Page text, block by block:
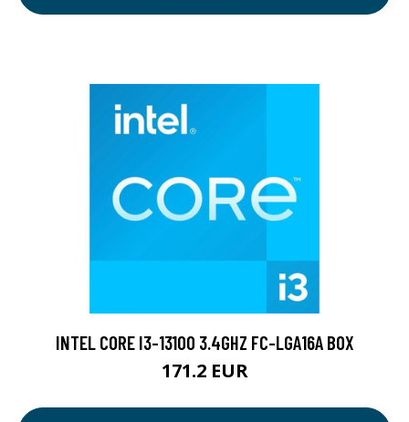
INTEL CORE I3-13100 3.4GHZ FC-LGA16A BOX
171.2 EUR